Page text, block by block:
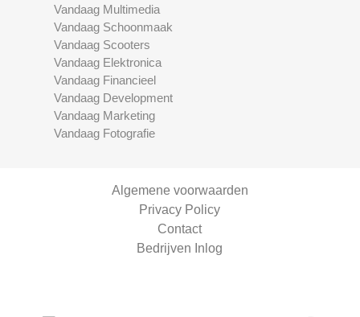
Vandaag Multimedia
Vandaag Schoonmaak
Vandaag Scooters
Vandaag Elektronica
Vandaag Financieel
Vandaag Development
Vandaag Marketing
Vandaag Fotografie
Algemene voorwaarden
Privacy Policy
Contact
Bedrijven Inlog